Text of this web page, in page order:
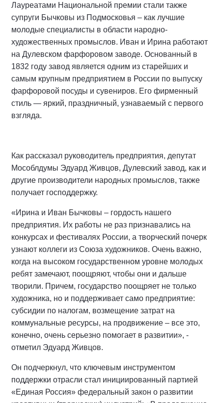
Лауреатами Национальной премии стали также
супруги Бычковы из Подмосковья – как лучшие
молодые специалисты в области народно-
художественных промыслов. Иван и Ирина работают
на Дулевском фарфоровом заводе. Основанный в
1832 году завод является одним из старейших и
самым крупным предприятием в России по выпуску
фарфоровой посуды и сувениров. Его фирменный
стиль — яркий, праздничный, узнаваемый с первого
взгляда.
Как рассказал руководитель предприятия, депутат
Мособлдумы Эдуард Живцов, Дулевский завод, как и
другие производители народных промыслов, также
получает господдержку.
«Ирина и Иван Бычковы – гордость нашего
предприятия. Их работы не раз признавались на
конкурсах и фестивалях России, а творческий почерк
узнают коллеги из Союза художников. Очень важно,
когда на высоком государственном уровне молодых
ребят замечают, поощряют, чтобы они и дальше
творили. Причем, государство поощряет не только
художника, но и поддерживает само предприятие:
субсидии по налогам, возмещение затрат на
коммунальные ресурсы, на продвижение – все это,
конечно, очень серьезно помогает в развитии», -
отметил Эдуард Живцов.
Он подчеркнул, что ключевым инструментом
поддержки отрасли стал инициированный партией
«Единая Россия» федеральный закон о развитии